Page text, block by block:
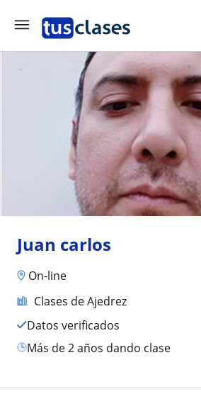
Juan carlos
On-line
Clases de Ajedrez
Datos verificados
más de 2 años dando clase